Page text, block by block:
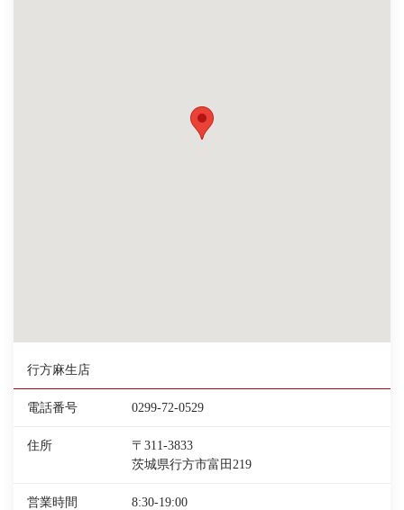
行方麻生店
電話番号 0299-72-0529
住所
〒311-3833
茨城県行方市富田219
営業時間 8:30-19:00